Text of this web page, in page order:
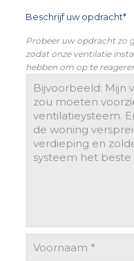
Beschrijf uw opdracht*
Probeer uw opdracht zo
zodat onze ventilatie
hebben om op te